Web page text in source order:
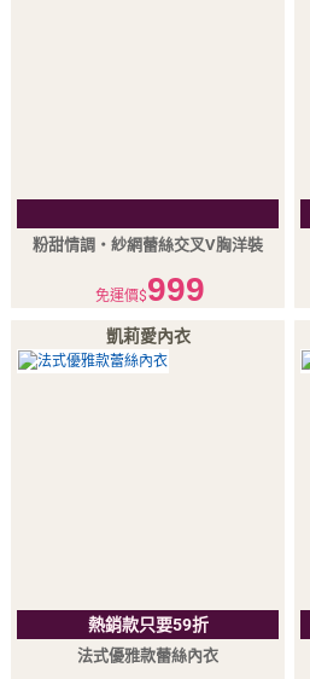
粉甜情調‧紗網蕾絲交叉V胸洋裝
免運價$999
凱莉愛內衣
熱銷款只要59折
法式優雅款蕾絲內衣